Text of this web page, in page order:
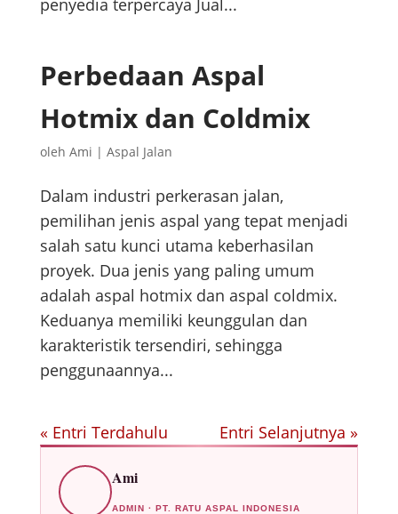
penyedia terpercaya Jual...
Perbedaan Aspal
Hotmix dan Coldmix
oleh Ami | Aspal Jalan
Dalam industri perkerasan jalan,
pemilihan jenis aspal yang tepat menjadi
salah satu kunci utama keberhasilan
proyek. Dua jenis yang paling umum
adalah aspal hotmix dan aspal coldmix.
Keduanya memiliki keunggulan dan
karakteristik tersendiri, sehingga
penggunaannya...
« Entri Terdahulu Entri Selanjutnya »
Ami
ADMIN · PT. RATU ASPAL INDONESIA